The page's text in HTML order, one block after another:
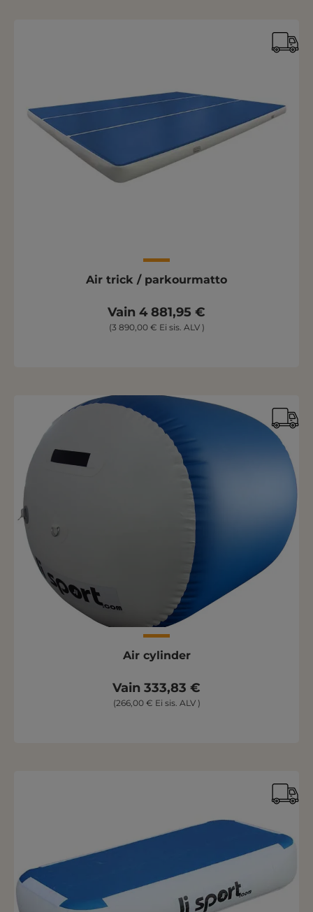
Air trick / parkourmatto
Vain 4 881,95 €
(3 890,00 € Ei sis. ALV )
Air cylinder
Vain 333,83 €
(266,00 € Ei sis. ALV )